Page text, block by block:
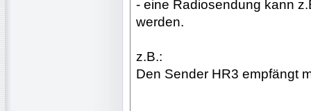
- eine Radiosendung kann
werden.
z.B.:
Den Sender HR3 empfängt